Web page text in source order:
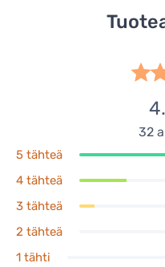
32
5 tähteä
4 tähteä
3 tähteä
2 tähteä
1 tähti